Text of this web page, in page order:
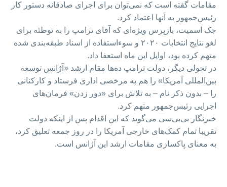
مقامات گفته است که نمی‌توان برای اجرای صادقانه دستور کار
رئیس‌جمهور به آنها اعتماد کرد.
جک اسمیت، بازپرس ویژه‌ای که آقای ترامپ را به توطئه برای
لغو نتایج انتخابات ۲۰۲۰ و سوءاستفاده از اسناد طبقه‌بندی شده
متهم کرده بود، اوایل این ماه استعفا داد.
در تحولی دیگر، دولت ترامپ ده‌ها مقام ارشد «آژانس توسعه
بین‌المللی آمریکا» را هم به مرخصی اداری فرستاد و کارکنانی
را – بدون ذکر نام – به تلاش برای «دور زدن» فرمان‌های
اجرایی رئیس‌جمهور متهم کرد.
خبرنگار بی‌بی‌سی می‌گوید که این اقدام پس از اینکه دولت
تقریبا تمام کمک‌های خارجی آمریکا را در روز جمعه تعلیق کرد،
به معنای پاکسازی مقامات ارشد این آژانس است.